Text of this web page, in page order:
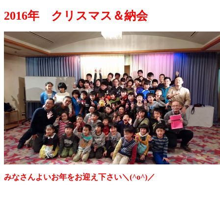
2016年 クリスマス＆納会
みなさんよいお年をお迎え下さい＼(^o^)／